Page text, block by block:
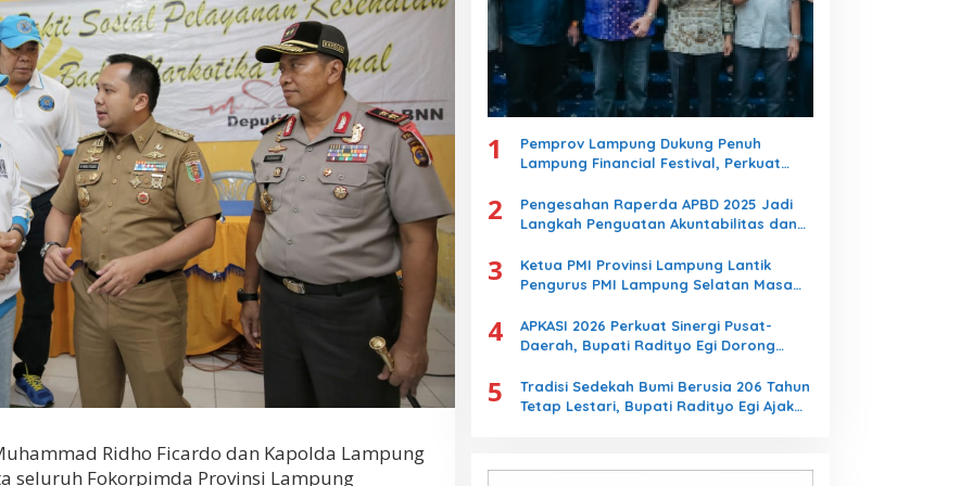
Ridho Ficardo dan Kapolda Lampung
seluruh Fokorpimda Provinsi Lampung
1
Pemprov Lampung Dukung Penuh
Lampung Financial Festival, Perkuat
2
Pengesahan Raperda APBD 2025 Jadi
Langkah Penguatan Akuntabilitas dan
3
Ketua PMI Provinsi Lampung Lantik
Pengurus PMI Lampung Selatan Masa
Kemanusiaan
4
APKASI 2026 Perkuat Sinergi Pusat-
Daerah, Bupati Radityo Egi Dorong
Lampung Selatan
5
Tradisi Sedekah Bumi Berusia 206 Tahun
Tetap Lestari, Bupati Radityo Egi Ajak